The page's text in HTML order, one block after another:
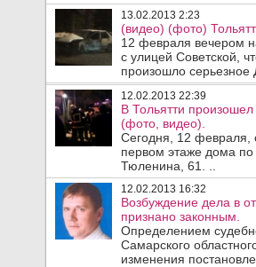
13.02.2013 2:23
(видео) (фото)
12 февраля вечером
с улицей Советской,
произошло серьезное
12.02.2013 22:39
В Тольятти
(фото, видео).
Сегодня, 12 февраля,
первом этаже дома
Тюленина, 61. ..
12.02.2013 16:32
Возбуждение дела в
признано законным.
Определением
Самарского
изменения